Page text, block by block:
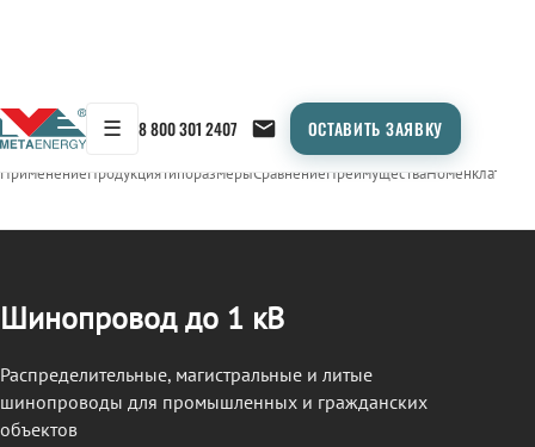
☰ 8 800 301 2407 ОСТАВИТЬ ЗАЯВКУ
← Продукция/ШИНОПРОВОД
ПрименениеПродукцияТипоразмерыСравнениеПреимуществаНоменклатура
Шинопровод до 1 кВ
Распределительные, магистральные и литые
шинопроводы для промышленных и гражданских
объектов